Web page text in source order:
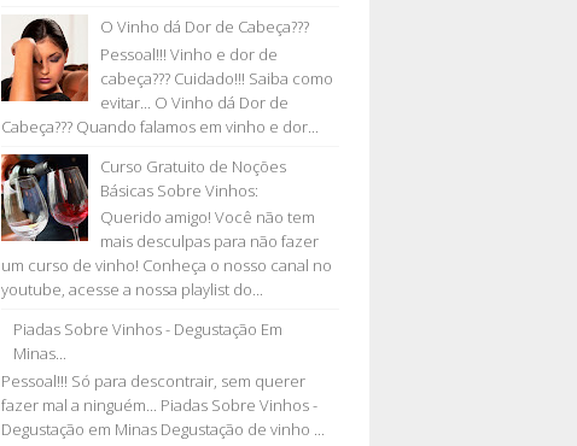
O Vinho dá Dor de Cabeça???
Pessoal!!! Vinho e dor de
cabeça??? Cuidado!!! Saiba como
evitar... O Vinho dá Dor de
Cabeça??? Quando falamos em vinho e dor...
Curso Gratuito de Noções
Básicas Sobre Vinhos:
Querido amigo! Você não tem
mais desculpas para não fazer
um curso de vinho! Conheça o nosso canal no
youtube, acesse a nossa playlist do...
Piadas Sobre Vinhos - Degustação Em
Minas...
Pessoal!!! Só para descontrair, sem querer
fazer mal a ninguém... Piadas Sobre Vinhos -
Degustação em Minas Degustação de vinho ...